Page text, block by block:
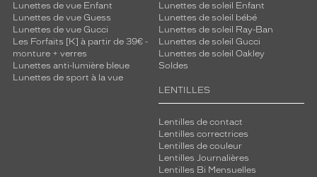
Lunettes de vue Enfant
Lunettes de vue Guess
Lunettes de vue Gucci
Les Forfaits [K] à partir de 39€ -
monture + verres
Lunettes anti-lumière bleue
Lunettes de sport à la vue
Lunettes de soleil Enfant
Lunettes de soleil bébé
Lunettes de soleil Ray-Ban
Lunettes de soleil Gucci
Lunettes de soleil Oakley
Soldes
LENTILLES
Lentilles de contact
Lentilles correctrices
Lentilles de couleur
Lentilles Journalières
Lentilles Bi Mensuelles